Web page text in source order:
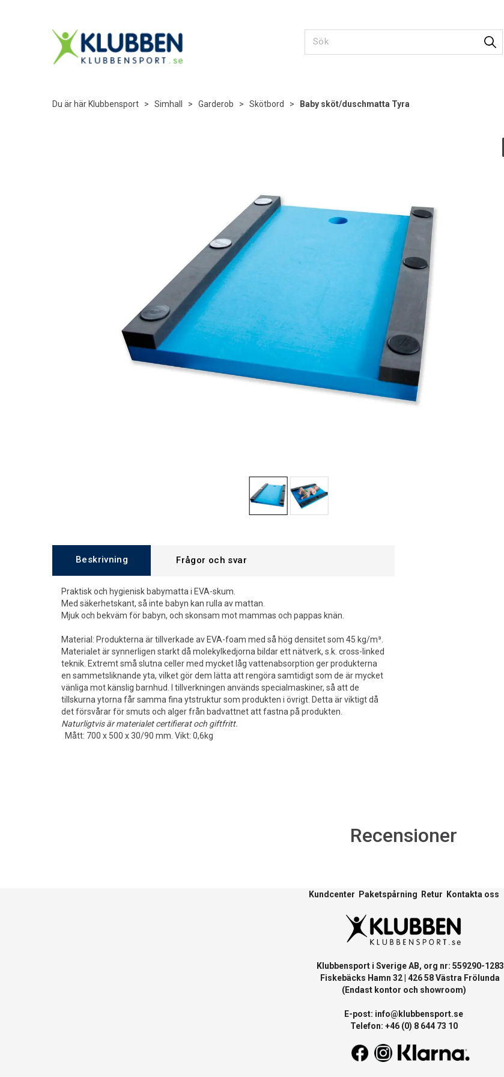
Du är här Klubbensport > Simhall > Garderob > Skötbord > Baby sköt/duschmatta Tyra
Beskrivning Frågor och svar
Praktisk och hygienisk babymatta i EVA-skum.
Med säkerhetskant, så inte babyn kan rulla av mattan.
Mjuk och bekväm för babyn, och skonsam mot mammas och pappas knän.
Material: Produkterna är tillverkade av EVA-foam med så hög densitet som 45 kg/m³.
Materialet är synnerligen starkt då molekylkedjorna bildar ett nätverk, s.k. cross-linked
teknik. Extremt små slutna celler med mycket låg vattenabsorption ger produkterna
en sammetsliknande yta, vilket gör dem lätta att rengöra samtidigt som de är mycket
vänliga mot känslig barnhud. I tillverkningen används specialmaskiner, så att de
tillskurna ytorna får samma fina ytstruktur som produkten i övrigt. Detta är viktigt då
det försvårar för smuts och alger från badvattnet att fastna på produkten.
Naturligtvis är materialet certifierat och giftfritt.
Mått: 700 x 500 x 30/90 mm. Vikt: 0,6kg
Recensioner
Kundcenter Paketspårning Retur Kontakta oss
Klubbensport i Sverige AB, org nr: 559290-1283
Fiskebäcks Hamn 32 | 426 58 Västra Frölunda
(Endast kontor och showroom)
E-post: info@klubbensport.se
Telefon: +46 (0) 8 644 73 10